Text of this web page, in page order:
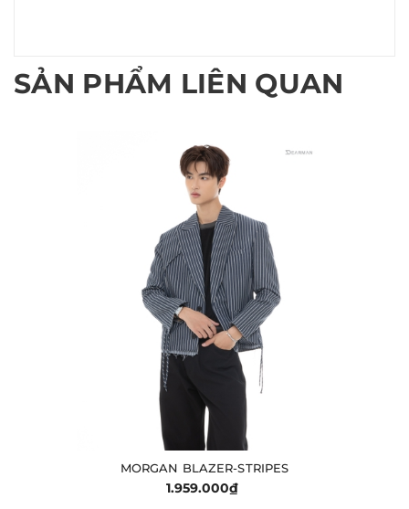
SẢN PHẨM LIÊN QUAN
MORGAN BLAZER-STRIPES
1.959.000₫